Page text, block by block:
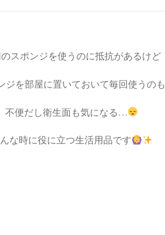
スポンジを使うのに抵抗があるけど
ジを部屋に置いておいて毎回使うのも
不便だし衛生面も気になる…
な時に役に立つ生活用品です